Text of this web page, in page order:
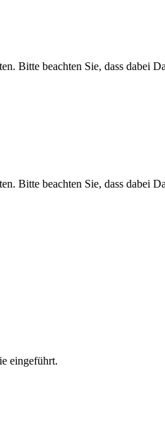
Bitte beachten Sie, dass dabei
Bitte beachten Sie, dass dabei
eingeführt.